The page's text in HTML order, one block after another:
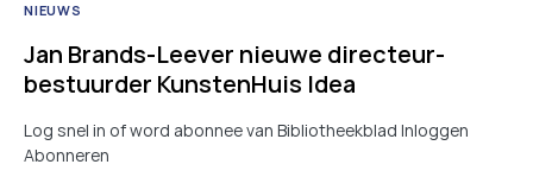
NIEUWS
Jan Brands-Leever nieuwe directeur-
bestuurder KunstenHuis Idea
Log snel in of word abonnee van Bibliotheekblad Inloggen
Abonneren